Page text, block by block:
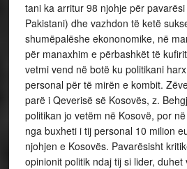
tani ka arritur 98 njohje për
Pakistani) dhe vazhdon të ketë
shumëpalëshe ekononomike, në
për manaxhim e përbashkët të
vetmi vend në botë ku politikani
personal për të mirën e kombit.
parë i Qeverisë së Kosovës, z.
politikan jo vetëm në Kosovë, por
nga buxheti i tij personal 10 milion
njohjen e Kosovës. Pavarësisht
opinionit politik ndaj tij si lider,